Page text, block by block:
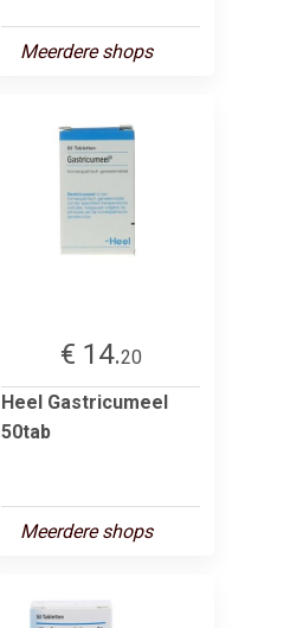
Meerdere shops
€ 14.20
Heel Gastricumeel
50tab
Meerdere shops